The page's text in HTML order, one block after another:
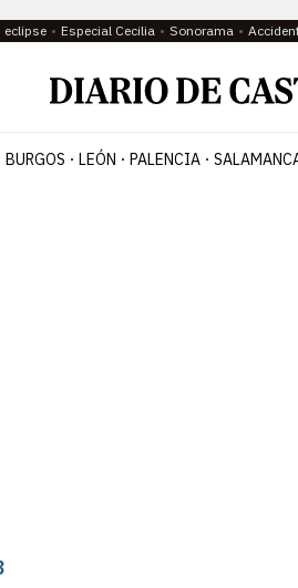
eclipse Especial Cecilia Sonorama
BURGOS LEÓN PALENCIA